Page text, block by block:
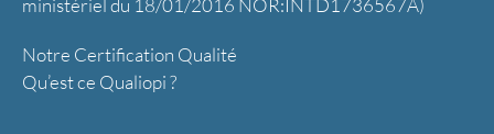
ministériel du 18/01/2016 NOR:INTD1736567A)
Notre Certification Qualité
Qu’est ce Qualiopi ?